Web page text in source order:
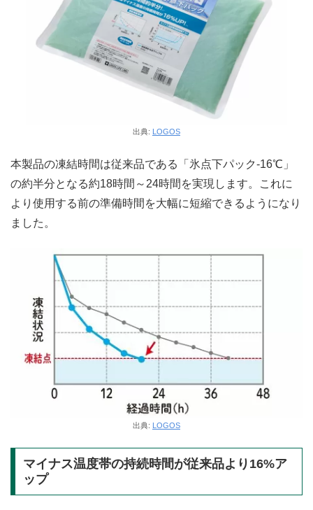
出典: LOGOS
本製品の凍結時間は従来品である「氷点下パック-16℃」
の約半分となる約18時間～24時間を実現します。これに
より使用する前の準備時間を大幅に短縮できるようになり
ました。
出典: LOGOS
マイナス温度帯の持続時間が従来品より16%ア
ップ